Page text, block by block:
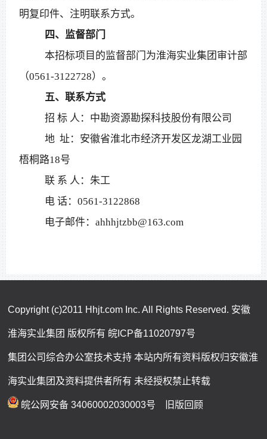
明复印件、注明联系方式。
四、监督部门
本招标项目的监督部门为淮海实业集团审计部
（0561-3122728）。
五、联系方式
招 标 人：中勘资源勘探科技股份有限公司
地 址：安徽省淮北市经济开发区龙湖工业园
梧桐路18号
联 系 人：朱工
电 话：0561-3122868
电子邮件：ahhhjtzbb@163.com
Copyright (c)2011 Hhjt.com Inc. All Rights Reserved. 安徽
淮海实业集团 版权所有 皖ICP备11020797号
集团公司综合办公室技术支持 本站内所有资料版权归安徽淮
海实业集团及资料提供者所有 未经授权禁止转载
皖公网安备 34060002030003号 旧版回顾